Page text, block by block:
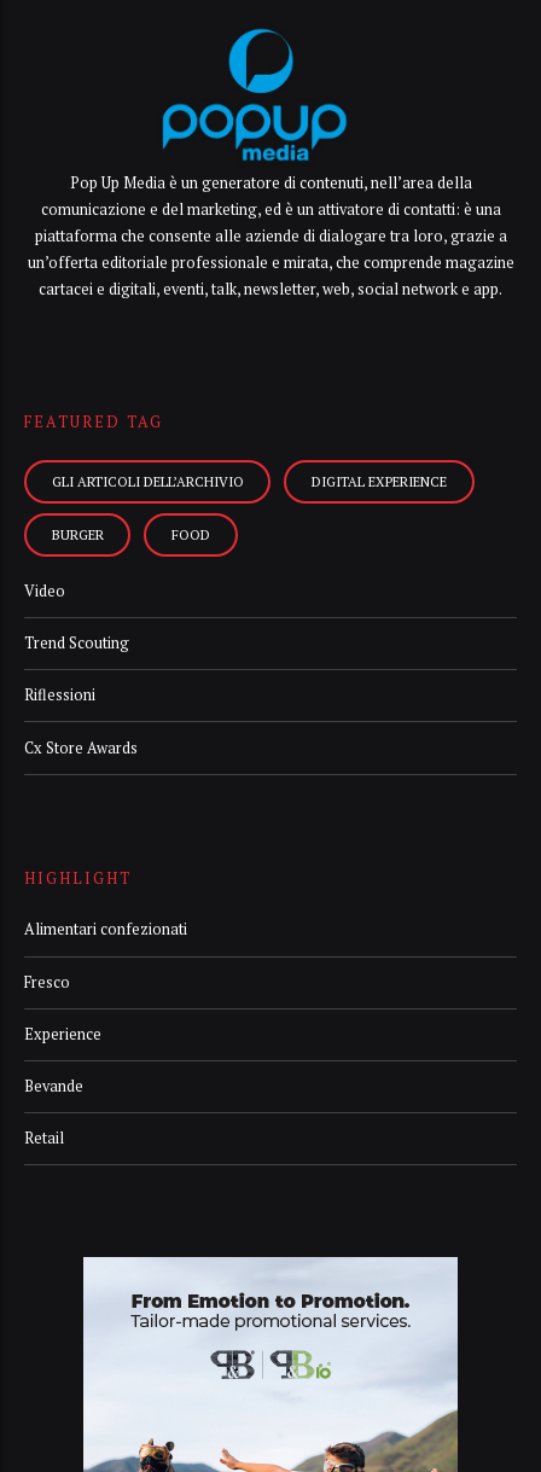
Pop Up Media è un generatore di contenuti, nell’area della
comunicazione e del marketing, ed è un attivatore di contatti: è una
piattaforma che consente alle aziende di dialogare tra loro, grazie a
un’offerta editoriale professionale e mirata, che comprende magazine
cartacei e digitali, eventi, talk, newsletter, web, social network e app.
FEATURED TAG
GLI ARTICOLI DELL’ARCHIVIO DIGITAL EXPERIENCE
BURGER FOOD
Video
Trend Scouting
Riflessioni
Cx Store Awards
HIGHLIGHT
Alimentari confezionati
Fresco
Experience
Bevande
Retail